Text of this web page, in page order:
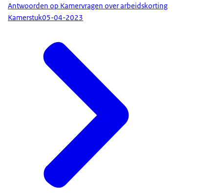
Antwoorden op Kamervragen over arbeidskorting
Kamerstuk05-04-2023